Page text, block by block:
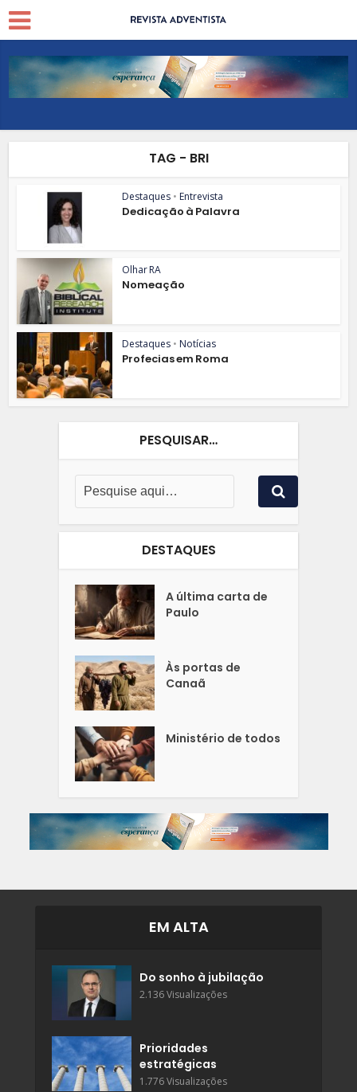
TAG - BRI
Destaques • Entrevista
Dedicação à Palavra
Olhar RA
Nomeação
Destaques • Notícias
Profecias em Roma
PESQUISAR…
DESTAQUES
A última carta de
Paulo
Às portas de
Canaã
Ministério de todos
EM ALTA
Do sonho à jubilação
2.136 Visualizações
Prioridades
estratégicas
1.776 Visualizações